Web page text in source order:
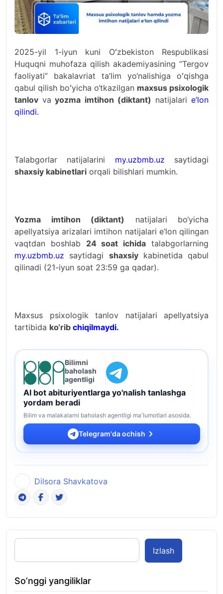
2025-yil 1-iyun kuni Oʻzbekiston Respublikasi
Huquqni muhofaza qilish akademiyasining “Tergov
faoliyati” bakalavriat ta’lim yo‘nalishiga oʻqishga
qabul qilish boʻyicha o‘tkazilgan maxsus psixologik
tanlov va yozma imtihon (diktant) natijalarie’lon
qilindi.
Talabgorlar natijalarini my.uzbmb.uz saytidagi
shaxsiy kabinetlari orqali bilishlari mumkin.
Yozma imtihon (diktant) natijalari bo‘yicha
apellyatsiya arizalari imtihon natijalari e’lon qilingan
vaqtdan boshlab 24 soat ichida talabgorlarning
my.uzbmb.uz saytidagi shaxsiykabinetida qabul
qilinadi (21-iyun soat 23:59 ga qadar).
Maxsus psixologik tanlov natijalari apellyatsiya
tartibida ko‘rib chiqilmaydi.
Bilimni
baholash
agentligi
AI bot abituriyentlarga yo'nalish tanlashga
yordam beradi
Bilim va malakalarni baholash agentligi ma'lumotlari asosida.
Telegram'da ochish
Dilsora Shavkatova
Izlash
So’nggi yangiliklar